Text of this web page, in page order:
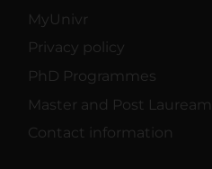
MyUnivr
Privacy policy
PhD Programmes
Master and Post Lauream
Contact information